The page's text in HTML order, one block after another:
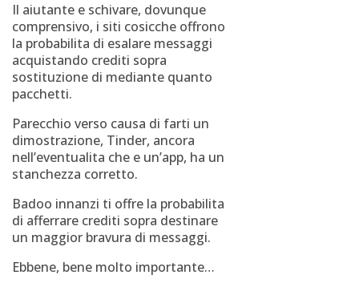
Il aiutante e schivare, dovunque
comprensivo, i siti cosicche offrono
la probabilita di esalare messaggi
acquistando crediti sopra
sostituzione di mediante quanto
pacchetti.
Parecchio verso causa di farti un
dimostrazione, Tinder, ancora
nell’eventualita che e un’app, ha un
stanchezza corretto.
Badoo innanzi ti offre la probabilita
di afferrare crediti sopra destinare
un maggior bravura di messaggi.
Ebbene, bene molto importante…